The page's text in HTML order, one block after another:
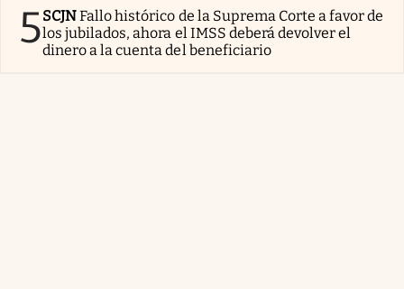
5SCJNFallo histórico de la Suprema Corte a favor de
los jubilados, ahora el IMSS deberá devolver el
dinero a la cuenta del beneficiario